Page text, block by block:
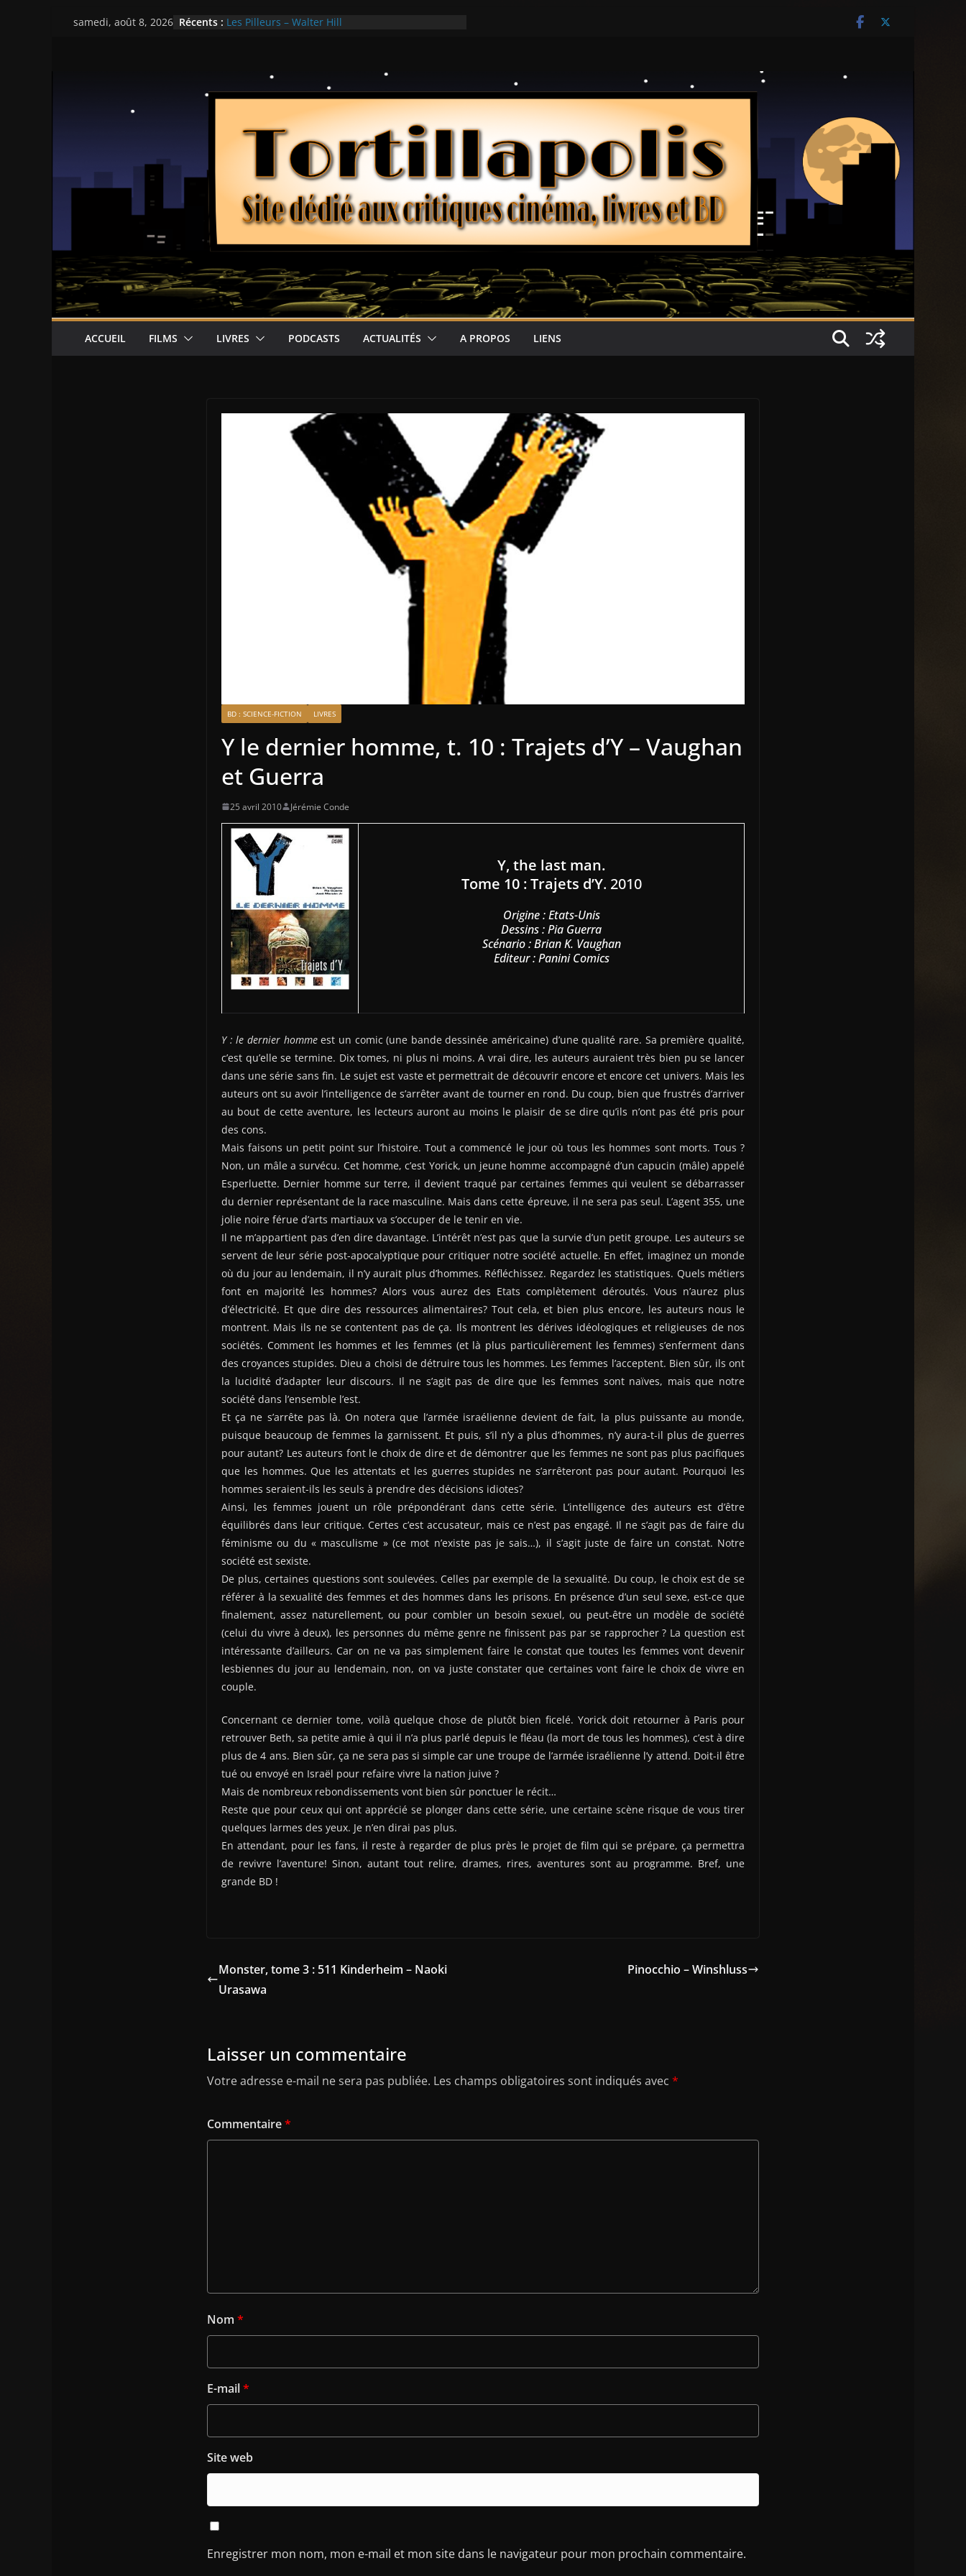
Passersamedi, août 8, 2026 Récents : Les Pilleurs – Walter Hill
Ça chauffe au lycée Ridgemont – Amy Heckerling
ACCUEIL FILMS LIVRES PODCASTS ACTUALITÉS A PROPOS LIENS
BD : SCIENCE-FICTION LIVRES
Y le dernier homme, t. 10 : Trajets d’Y – Vaughan
et Guerra
25 avril 2010 Jérémie Conde
Y, the last man.
Tome 10 : Trajets d’Y. 2010
Origine : Etats-Unis
Dessins : Pia Guerra
Scénario : Brian K. Vaughan
Editeur : Panini Comics
Y : le dernier hommeest un comic (une bande dessinée américaine) d’une qualité rare. Sa première qualité,
c’est qu’elle se termine. Dix tomes, ni plus ni moins. A vrai dire, les auteurs auraient très bien pu se lancer
dans une série sans fin. Le sujet est vaste et permettrait de découvrir encore et encore cet univers. Mais les
auteurs ont su avoir l’intelligence de s’arrêter avant de tourner en rond. Du coup, bien que frustrés d’arriver
au bout de cette aventure, les lecteurs auront au moins le plaisir de se dire qu’ils n’ont pas été pris pour
des cons.
Mais faisons un petit point sur l’histoire. Tout a commencé le jour où tous les hommes sont morts. Tous ?
Non, un mâle a survécu. Cet homme, c’est Yorick, un jeune homme accompagné d’un capucin (mâle) appelé
Esperluette. Dernier homme sur terre, il devient traqué par certaines femmes qui veulent se débarrasser
du dernier représentant de la race masculine. Mais dans cette épreuve, il ne sera pas seul. L’agent 355, une
jolie noire férue d’arts martiaux va s’occuper de le tenir en vie.
Il ne m’appartient pas d’en dire davantage. L’intérêt n’est pas que la survie d’un petit groupe. Les auteurs se
servent de leur série post-apocalyptique pour critiquer notre société actuelle. En effet, imaginez un monde
où du jour au lendemain, il n’y aurait plus d’hommes. Réfléchissez. Regardez les statistiques. Quels métiers
font en majorité les hommes? Alors vous aurez des Etats complètement déroutés. Vous n’aurez plus
d’électricité. Et que dire des ressources alimentaires? Tout cela, et bien plus encore, les auteurs nous le
montrent. Mais ils ne se contentent pas de ça. Ils montrent les dérives idéologiques et religieuses de nos
sociétés. Comment les hommes et les femmes (et là plus particulièrement les femmes) s’enferment dans
des croyances stupides. Dieu a choisi de détruire tous les hommes. Les femmes l’acceptent. Bien sûr, ils ont
la lucidité d’adapter leur discours. Il ne s’agit pas de dire que les femmes sont naïves, mais que notre
société dans l’ensemble l’est.
Et ça ne s’arrête pas là. On notera que l’armée israélienne devient de fait, la plus puissante au monde,
puisque beaucoup de femmes la garnissent. Et puis, s’il n’y a plus d’hommes, n’y aura-t-il plus de guerres
pour autant? Les auteurs font le choix de dire et de démontrer que les femmes ne sont pas plus pacifiques
que les hommes. Que les attentats et les guerres stupides ne s’arrêteront pas pour autant. Pourquoi les
hommes seraient-ils les seuls à prendre des décisions idiotes?
Ainsi, les femmes jouent un rôle prépondérant dans cette série. L’intelligence des auteurs est d’être
équilibrés dans leur critique. Certes c’est accusateur, mais ce n’est pas engagé. Il ne s’agit pas de faire du
féminisme ou du « masculisme » (ce mot n’existe pas je sais…), il s’agit juste de faire un constat. Notre
société est sexiste.
De plus, certaines questions sont soulevées. Celles par exemple de la sexualité. Du coup, le choix est de se
référer à la sexualité des femmes et des hommes dans les prisons. En présence d’un seul sexe, est-ce que
finalement, assez naturellement, ou pour combler un besoin sexuel, ou peut-être un modèle de société
(celui du vivre à deux), les personnes du même genre ne finissent pas par se rapprocher ? La question est
intéressante d’ailleurs. Car on ne va pas simplement faire le constat que toutes les femmes vont devenir
lesbiennes du jour au lendemain, non, on va juste constater que certaines vont faire le choix de vivre en
couple.
Concernant ce dernier tome, voilà quelque chose de plutôt bien ficelé. Yorick doit retourner à Paris pour
retrouver Beth, sa petite amie à qui il n’a plus parlé depuis le fléau (la mort de tous les hommes), c’est à dire
plus de 4 ans. Bien sûr, ça ne sera pas si simple car une troupe de l’armée israélienne l’y attend. Doit-il être
tué ou envoyé en Israël pour refaire vivre la nation juive ?
Mais de nombreux rebondissements vont bien sûr ponctuer le récit…
Reste que pour ceux qui ont apprécié se plonger dans cette série, une certaine scène risque de vous tirer
quelques larmes des yeux. Je n’en dirai pas plus.
En attendant, pour les fans, il reste à regarder de plus près le projet de film qui se prépare, ça permettra
de revivre l’aventure! Sinon, autant tout relire, drames, rires, aventures sont au programme. Bref, une
grande BD !
Monster, tome 3 : 511 Kinderheim – Naoki
Urasawa
Pinocchio – Winshluss
Laisser un commentaire
Votre adresse e-mail ne sera pas publiée. Les champs obligatoires sont indiqués avec *
Commentaire*
Nom *
E-mail*
Site web
Enregistrer mon nom, mon e-mail et mon site dans le navigateur pour mon prochain commentaire.